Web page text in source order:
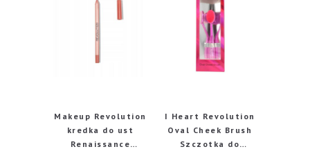
Makeup Revolution
kredka do ust
Renaissance
I Heart Revolution
Oval Cheek Brush
Szczotka do